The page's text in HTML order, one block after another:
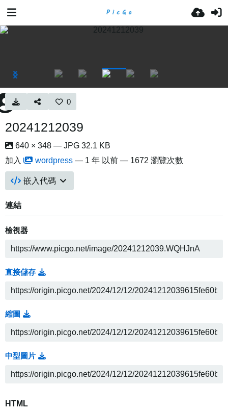
0
20241212039
640 × 348 — JPG 32.1 KB
加入
wordpress — 1 年 以前 — 1672 瀏覽次數
嵌入代碼
連結
檢視器
直接儲存
縮圖
中型圖片
HTML